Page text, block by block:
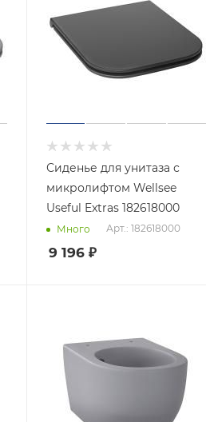
Сиденье для унитаза с
микролифтом Wellsee
Useful Extras 182618000
Много Арт.: 182618000
9 196₽